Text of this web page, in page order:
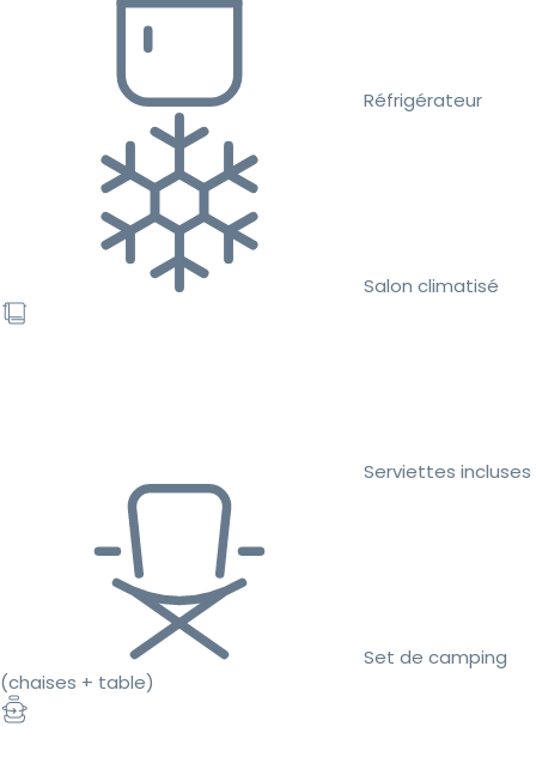
Réfrigérateur
Salon climatisé
Serviettes incluses
Set de camping
(chaises + table)